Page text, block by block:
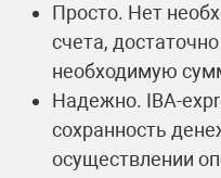
Просто. Нет
счета,
необходимую
Надежно. IBA-
сохранность
осуществлении